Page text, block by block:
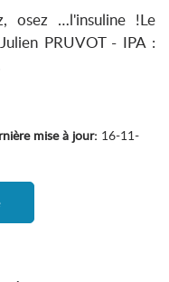
osez …l'insuline !Le
PRUVOT - IPA :
mise à jour: 16-11-